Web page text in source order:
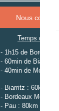
Nous
Temps de trajet
- 1h15 de Bordeaux
- 60min de Biarritz
- 40min de Mont-de-
- Biarritz : 60km
- Bordeaux
- Pau : 80km